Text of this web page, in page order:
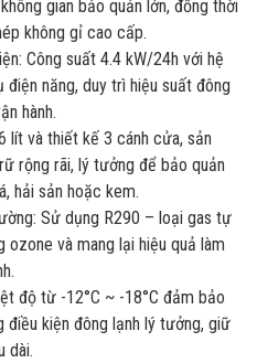
gian bảo quản lớn, đồng thời
không gỉ cao cấp.
Công suất 4.4 kW/24h với hệ
năng, duy trì hiệu suất đông
hành.
lít và thiết kế 3 cánh cửa, sản
rộng rãi, lý tưởng để bảo quản
hải sản hoặc kem.
Sử dụng R290 – loại gas tự
ozone và mang lại hiệu quả làm
độ từ -12°C ~ -18°C đảm bảo
kiện đông lạnh lý tưởng, giữ
dài.